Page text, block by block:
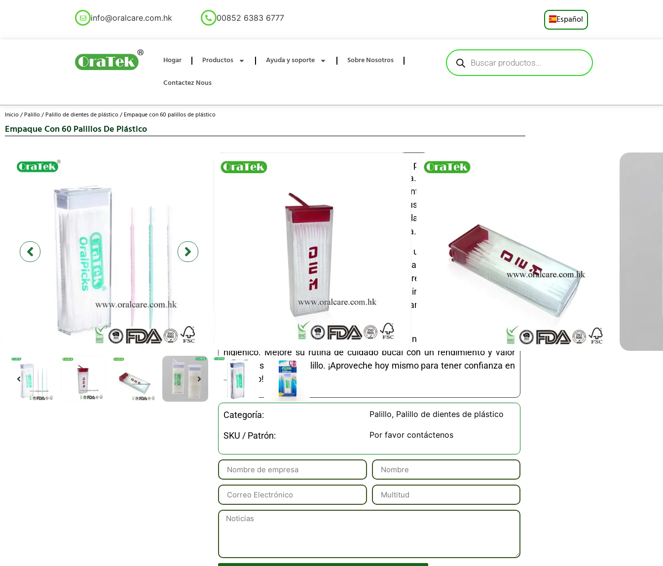
info@oralcare.com.hk 00852 6383 6777
Español
Русский
Hogar Productos Ayuda y soporte
Sobre Nosotros
Contactez Nous
Inicio/ Palillo/ Palillo de dientes de plástico/ Empaque con 60 palillos de plástico
Empaque Con 60 Palillos De Plástico
Nuestro paquete de 60 palillos de dientes de plástico, perfecto para la
higiene bucal diaria y la limpieza dental rápida. Fabricados con plástico
duradero y de alta calidad, estos palillos de dientes resistentes son libres
de astillas, libres de BPA y diseñados para un uso seguro y cómodo para
adultos y familias. Ideales para eliminar partículas de comida después de
las comidas, fiestas o para picar sobre la marcha.
Cada paquete contiene 60 palillos de dientes en un dispensador compacto
y portátil para facilitar el acceso y el almacenamiento sin desorden. La
forma ergonómica garantiza una limpieza precisa entre los dientes,
promoviendo una mejor salud dental sin irritación. Son ligeros y
desechables, por lo que son imprescindibles para el hogar, la oficina, los
viajes o entornos de hostelería.
Características clave: material apto para alimentos, no tóxico, envasado
higiénico. Mejore su rutina de cuidado bucal con un rendimiento y valor
confiables en cada palillo. ¡Aproveche hoy mismo para tener confianza en
su aliento!
Categoría: Palillo, Palillo de dientes de plástico
SKU / Patrón: Por favor contáctenos